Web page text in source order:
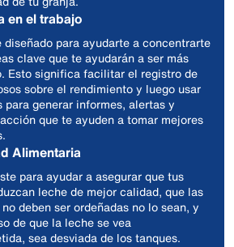
en el trabajo
diseñado para ayudarte a concentrarte
clave que te ayudarán a ser más
Esto significa facilitar el registro de
sobre el rendimiento y luego usar
para generar informes, alertas y
que te ayuden a tomar mejores
Alimentaria
para ayudar a asegurar que tus
leche de mejor calidad, que las
deben ser ordeñadas no lo sean, y
de que la leche se vea
sea desviada de los tanques.